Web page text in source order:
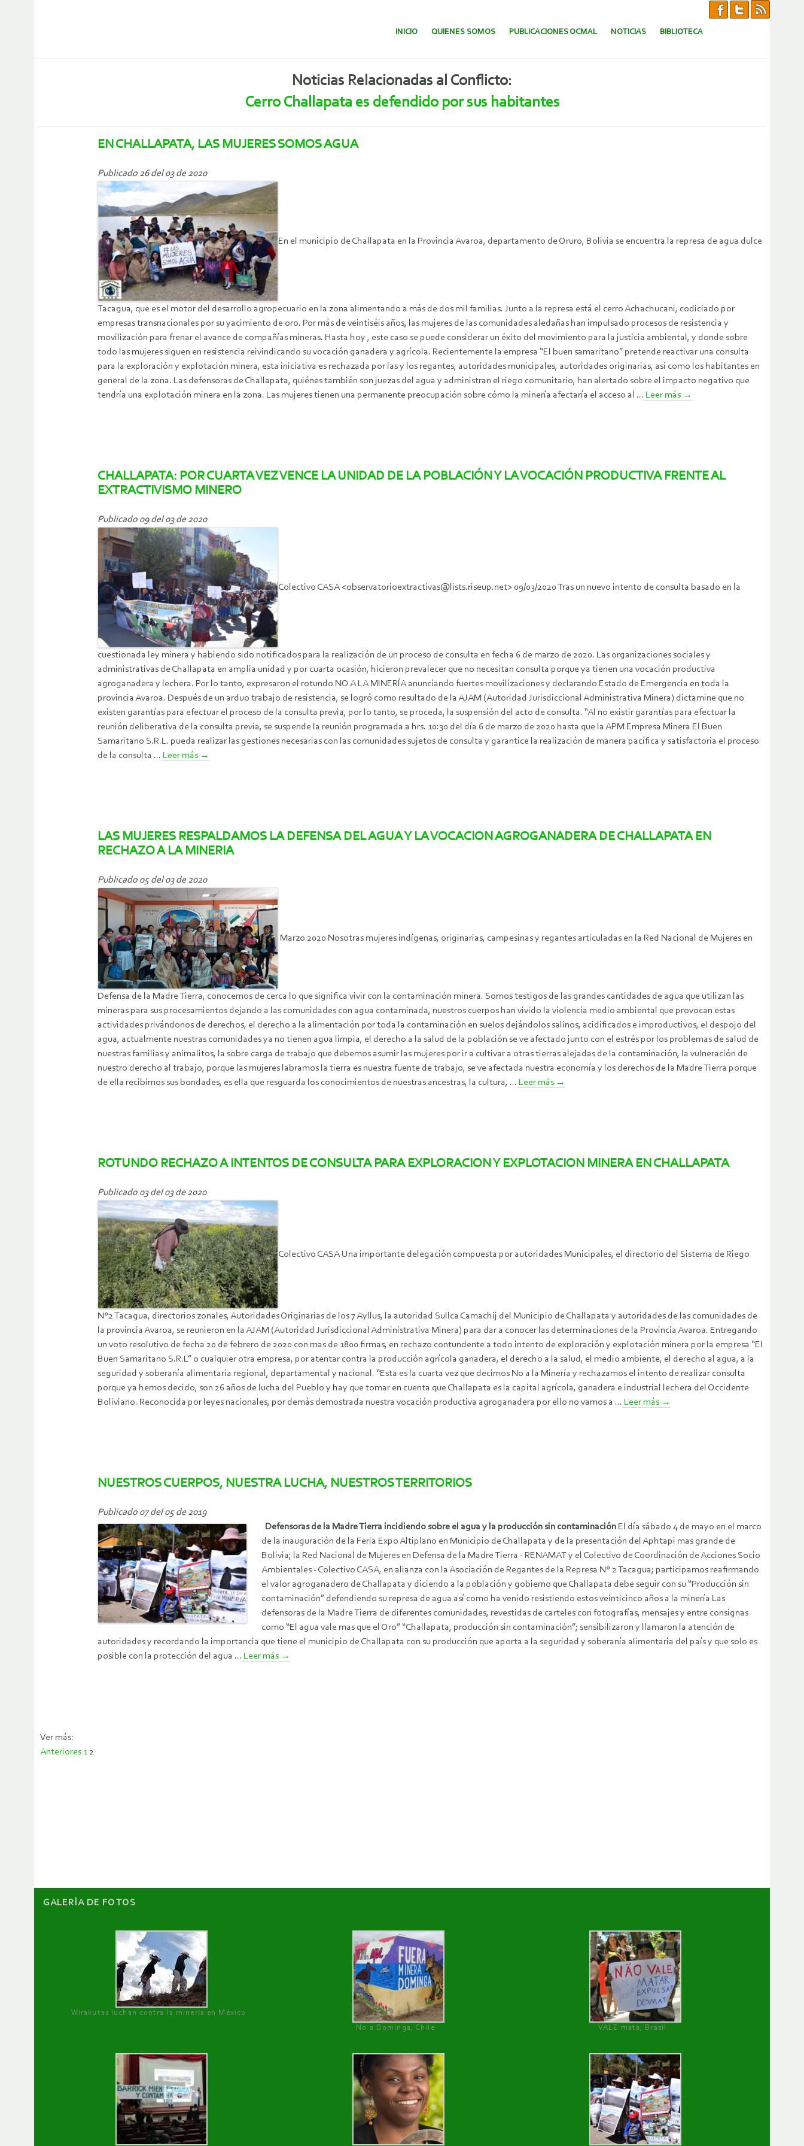
SALTAR AL CONTENIDO.
INICIO QUIENES SOMOS PUBLICACIONES OCMAL NOTICIAS BIBLIOTECA
Noticias Relacionadas al Conflicto:
Cerro Challapata es defendido por sus habitantes
EN CHALLAPATA, LAS MUJERES SOMOS AGUA
Publicado 26 del 03 de 2020
En el municipio de Challapata en la Provincia Avaroa, departamento de Oruro, Bolivia se encuentra la represa de agua dulce
Tacagua, que es el motor del desarrollo agropecuario en la zona alimentando a más de dos mil familias. Junto a la represa está el cerro Achachucani, codiciado por
empresas transnacionales por su yacimiento de oro. Por más de veintiséis años, las mujeres de las comunidades aledañas han impulsado procesos de resistencia y
movilización para frenar el avance de compañías mineras. Hasta hoy , este caso se puede considerar un éxito del movimiento para la justicia ambiental, y donde sobre
todo las mujeres siguen en resistencia reivindicando su vocación ganadera y agrícola. Recientemente la empresa “El buen samaritano” pretende reactivar una consulta
para la exploración y explotación minera, esta iniciativa es rechazada por las y los regantes, autoridades municipales, autoridades originarias, así como los habitantes en
general de la zona. Las defensoras de Challapata, quiénes también son juezas del agua y administran el riego comunitario, han alertado sobre el impacto negativo que
tendría una explotación minera en la zona. Las mujeres tienen una permanente preocupación sobre cómo la minería afectaría el acceso al ... Leer más →
CHALLAPATA: POR CUARTA VEZ VENCE LA UNIDAD DE LA POBLACIÓN Y LA VOCACIÓN PRODUCTIVA FRENTE AL
EXTRACTIVISMO MINERO
Publicado 09 del 03 de 2020
Colectivo CASA <observatorioextractivas@lists.riseup.net> 09/03/2020 Tras un nuevo intento de consulta basado en la
cuestionada ley minera y habiendo sido notificados para la realización de un proceso de consulta en fecha 6 de marzo de 2020. Las organizaciones sociales y
administrativas de Challapata en amplia unidad y por cuarta ocasión, hicieron prevalecer que no necesitan consulta porque ya tienen una vocación productiva
agroganadera y lechera. Por lo tanto, expresaron el rotundo NO A LA MINERÍA anunciando fuertes movilizaciones y declarando Estado de Emergencia en toda la
provincia Avaroa. Después de un arduo trabajo de resistencia, se logró como resultado de la AJAM (Autoridad Jurisdiccional Administrativa Minera) dictamine que no
existen garantías para efectuar el proceso de la consulta previa, por lo tanto, se proceda, la suspensión del acto de consulta. “Al no existir garantías para efectuar la
reunión deliberativa de la consulta previa, se suspende la reunión programada a hrs. 10:30 del día 6 de marzo de 2020 hasta que la APM Empresa Minera El Buen
Samaritano S.R.L. pueda realizar las gestiones necesarias con las comunidades sujetos de consulta y garantice la realización de manera pacífica y satisfactoria el proceso
de la consulta ... Leer más →
LAS MUJERES RESPALDAMOS LA DEFENSA DEL AGUA Y LA VOCACION AGROGANADERA DE CHALLAPATA EN
RECHAZO A LA MINERIA
Publicado 05 del 03 de 2020
Marzo 2020 Nosotras mujeres indígenas, originarias, campesinas y regantes articuladas en la Red Nacional de Mujeres en
Defensa de la Madre Tierra, conocemos de cerca lo que significa vivir con la contaminación minera. Somos testigos de las grandes cantidades de agua que utilizan las
mineras para sus procesamientos dejando a las comunidades con agua contaminada, nuestros cuerpos han vivido la violencia medio ambiental que provocan estas
actividades privándonos de derechos, el derecho a la alimentación por toda la contaminación en suelos dejándolos salinos, acidificados e improductivos, el despojo del
agua, actualmente nuestras comunidades ya no tienen agua limpia, el derecho a la salud de la población se ve afectado junto con el estrés por los problemas de salud de
nuestras familias y animalitos, la sobre carga de trabajo que debemos asumir las mujeres por ir a cultivar a otras tierras alejadas de la contaminación, la vulneración de
nuestro derecho al trabajo, porque las mujeres labramos la tierra es nuestra fuente de trabajo, se ve afectada nuestra economía y los derechos de la Madre Tierra porque
de ella recibimos sus bondades, es ella que resguarda los conocimientos de nuestras ancestras, la cultura, ... Leer más →
ROTUNDO RECHAZO A INTENTOS DE CONSULTA PARA EXPLORACION Y EXPLOTACION MINERA EN CHALLAPATA
Publicado 03 del 03 de 2020
Colectivo CASA Una importante delegación compuesta por autoridades Municipales, el directorio del Sistema de Riego
N°2 Tacagua, directorios zonales, Autoridades Originarias de los 7 Ayllus, la autoridad Sullca Camachij del Municipio de Challapata y autoridades de las comunidades de
la provincia Avaroa, se reunieron en la AJAM (Autoridad Jurisdiccional Administrativa Minera) para dar a conocer las determinaciones de la Provincia Avaroa. Entregando
un voto resolutivo de fecha 20 de febrero de 2020 con mas de 1800 firmas, en rechazo contundente a todo intento de exploración y explotación minera por la empresa “El
Buen Samaritano S.R.L” o cualquier otra empresa, por atentar contra la producción agrícola ganadera, el derecho a la salud, el medio ambiente, el derecho al agua, a la
seguridad y soberanía alimentaria regional, departamental y nacional. “Esta es la cuarta vez que decimos No a la Minería y rechazamos el intento de realizar consulta
porque ya hemos decido, son 26 años de lucha del Pueblo y hay que tomar en cuenta que Challapata es la capital agrícola, ganadera e industrial lechera del Occidente
Boliviano. Reconocida por leyes nacionales, por demás demostrada nuestra vocación productiva agroganadera por ello no vamos a ... Leer más →
NUESTROS CUERPOS, NUESTRA LUCHA, NUESTROS TERRITORIOS
Publicado 07 del 05 de 2019
Defensoras de la Madre Tierra incidiendo sobre el agua y la producción sin contaminación El día sábado 4 de mayo en el marco
de la inauguración de la Feria Expo Altiplano en Municipio de Challapata y de la presentación del Aphtapi mas grande de
Bolivia; la Red Nacional de Mujeres en Defensa de la Madre Tierra - RENAMAT y el Colectivo de Coordinación de Acciones Socio
Ambientales - Colectivo CASA, en alianza con la Asociación de Regantes de la Represa N° 2 Tacagua; participamos reafirmando
el valor agroganadero de Challapata y diciendo a la población y gobierno que Challapata debe seguir con su “Producción sin
contaminación” defendiendo su represa de agua así como ha venido resistiendo estos veinticinco años a la minería Las
defensoras de la Madre Tierra de diferentes comunidades, revestidas de carteles con fotografías, mensajes y entre consignas
como “El agua vale mas que el Oro” “Challapata, producción sin contaminación”; sensibilizaron y llamaron la atención de
autoridades y recordando la importancia que tiene el municipio de Challapata con su producción que aporta a la seguridad y soberanía alimentaria del país y que solo es
posible con la protección del agua ... Leer más →
Ver más:
Paginación
Anteriores 1 2
GALERÌA DE FOTOS
Wirakutas luchan contra la minería en México
No a Dominga, Chile
VALE mata, Brasil